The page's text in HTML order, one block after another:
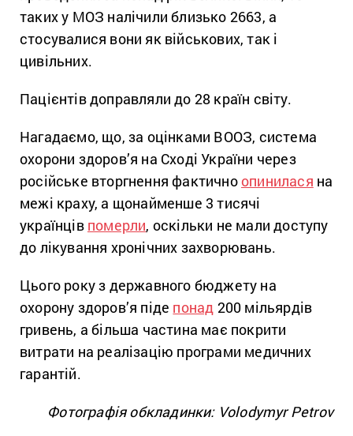
таких у МОЗ налічили близько 2663, а
стосувалися вони як військових, так і
цивільних.
Пацієнтів доправляли до 28 країн світу.
Нагадаємо, що, за оцінками ВООЗ, система
охорони здоров’я на Сході України через
російське вторгнення фактично опинилася на
межі краху, а щонайменше 3 тисячі
українців померли, оскільки не мали доступу
до лікування хронічних захворювань.
Цього року з державного бюджету на
охорону здоров’я піде понад 200 мільярдів
гривень, а більша частина має покрити
витрати на реалізацію програми медичних
гарантій.
Фотографія обкладинки: Volodymyr Petrov